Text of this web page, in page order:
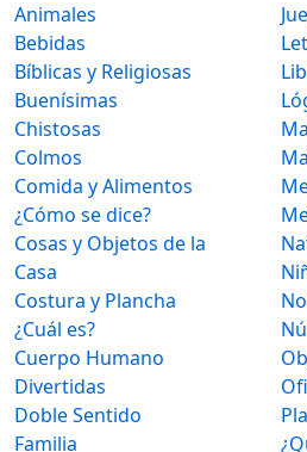
Animales
Bebidas
Bíblicas y Religiosas
Buenísimas
Chistosas
Colmos
Comida y Alimentos
¿Cómo se dice?
Cosas y Objetos de la
Casa
Costura y Plancha
¿Cuál es?
Cuerpo Humano
Divertidas
Doble Sentido
Familia